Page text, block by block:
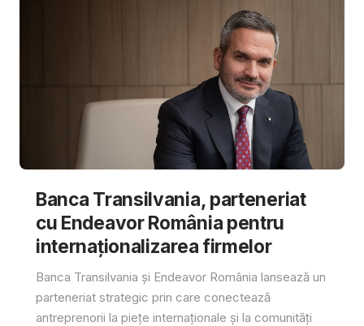
Banca Transilvania, parteneriat
cu Endeavor România pentru
internaționalizarea firmelor
Banca Transilvania și Endeavor România lansează un
parteneriat strategic prin care conectează
antreprenorii la piețe internaționale și la comunități